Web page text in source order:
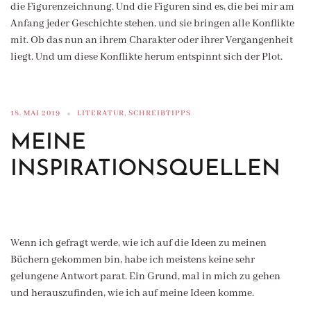
die Figurenzeichnung. Und die Figuren sind es, die bei mir am
Anfang jeder Geschichte stehen, und sie bringen alle Konflikte
mit. Ob das nun an ihrem Charakter oder ihrer Vergangenheit
liegt. Und um diese Konflikte herum entspinnt sich der Plot.
18. MAI 2019 LITERATUR, SCHREIBTIPPS
MEINE
INSPIRATIONSQUELLEN
Wenn ich gefragt werde, wie ich auf die Ideen zu meinen
Büchern gekommen bin, habe ich meistens keine sehr
gelungene Antwort parat. Ein Grund, mal in mich zu gehen
und herauszufinden, wie ich auf meine Ideen komme.